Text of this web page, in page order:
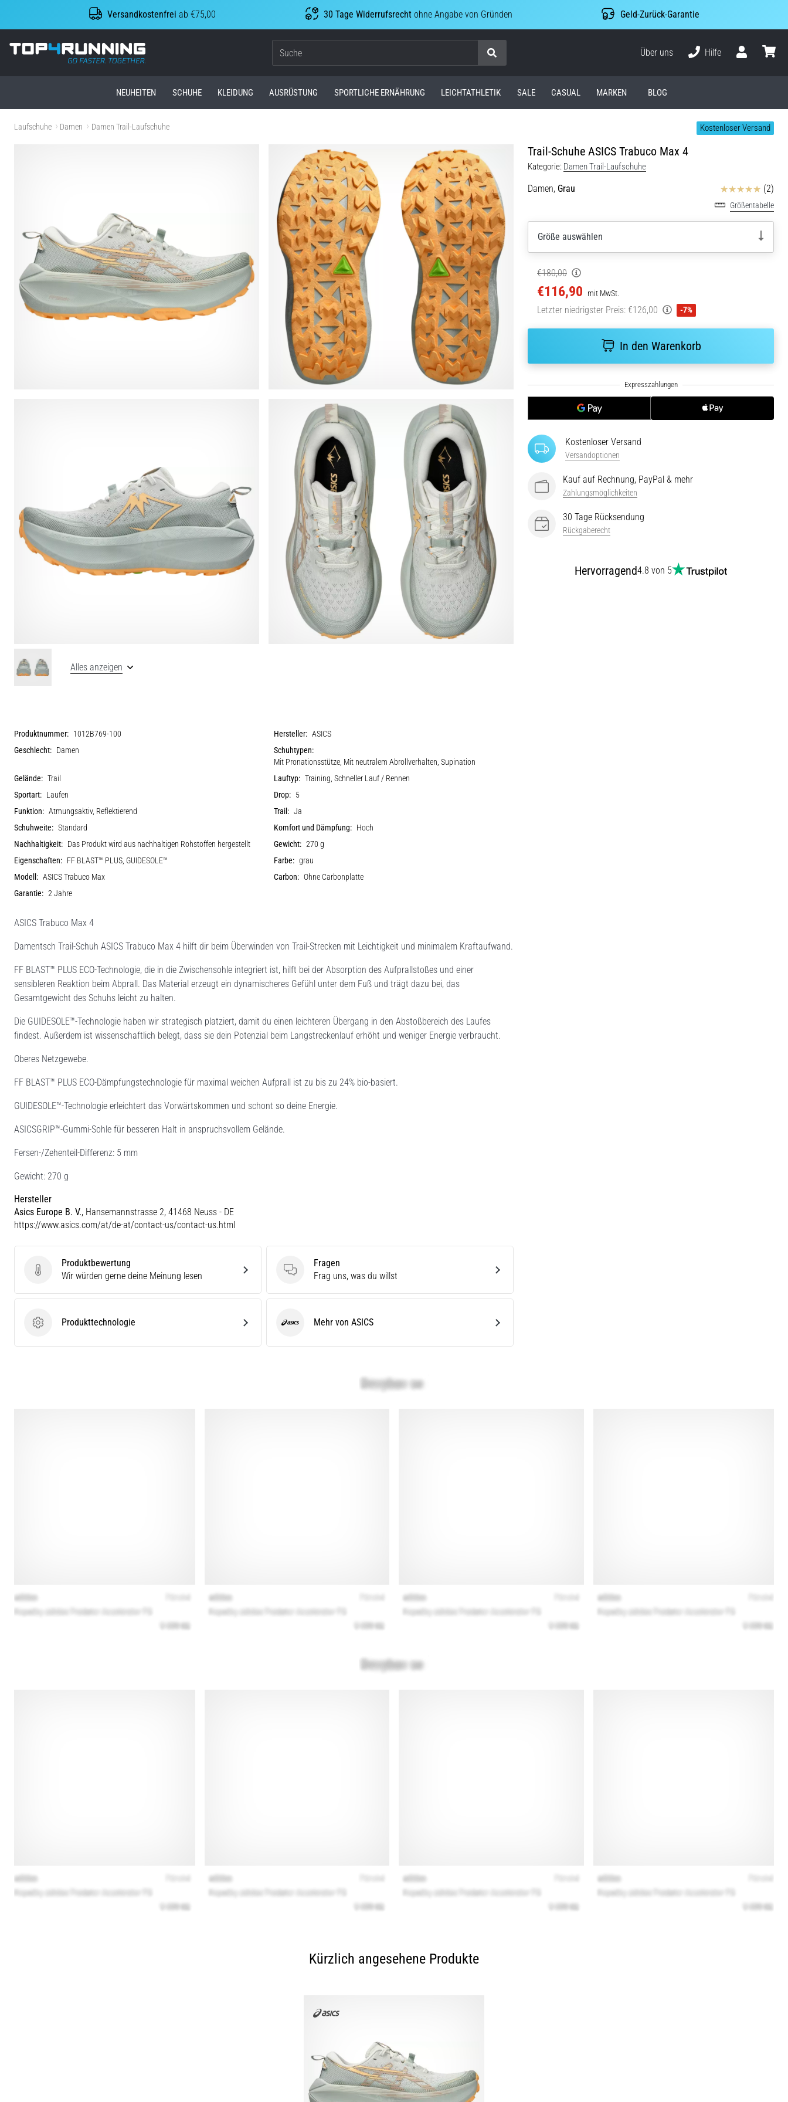
Versandkostenfrei ab €75,00 30 Tage Widerrufsrechtohne Angabe von Gründen Geld-Zurück-Garantie
Top4Running.at
Suche
Über uns
Hilfe
NEUHEITEN SCHUHE KLEIDUNG AUSRÜSTUNG SPORTLICHE ERNÄHRUNG LEICHTATHLETIK SALE CASUAL MARKEN BLOG
Laufschuhe Damen Damen Trail-Laufschuhe Kostenloser Versand
Trail-Schuhe ASICS Trabuco Max 4
Kategorie: Damen Trail-Laufschuhe
Damen, Grau Bewertungen(2)
Größentabelle
Größe auswählen
€180,00
€116,90 mit MwSt.
Letzter niedrigster Preis: €126,00 -7%
In den Warenkorb
Kostenloser Versand
Versandoptionen
Kauf auf Rechnung, PayPal & mehr
Zahlungsmöglichkeiten
30 Tage Rücksendung
Rückgaberecht
Hervorragend4.8 von 5
Alles anzeigen
Produktnummer: 1012B769-100 Hersteller: ASICS
Geschlecht: Damen
Schuhtypen:
Mit Pronationsstütze, Mit neutralem Abrollverhalten, Supination
Gelände: Trail Lauftyp: Training, Schneller Lauf / Rennen
Sportart: Laufen Drop: 5
Funktion: Atmungsaktiv, Reflektierend Trail: Ja
Schuhweite: Standard Komfort und Dämpfung: Hoch
Nachhaltigkeit: Das Produkt wird aus nachhaltigen Rohstoffen hergestellt Gewicht: 270 g
Eigenschaften: FF BLAST™ PLUS, GUIDESOLE™ Farbe: grau
Modell: ASICS Trabuco Max Carbon: Ohne Carbonplatte
Garantie: 2 Jahre
ASICS Trabuco Max 4
Damentsch Trail-Schuh ASICS Trabuco Max 4 hilft dir beim Überwinden von Trail-Strecken mit Leichtigkeit und minimalem Kraftaufwand.
FF BLAST™ PLUS ECO-Technologie, die in die Zwischensohle integriert ist, hilft bei der Absorption des Aufprallstoßes und einer
sensibleren Reaktion beim Abprall. Das Material erzeugt ein dynamischeres Gefühl unter dem Fuß und trägt dazu bei, das
Gesamtgewicht des Schuhs leicht zu halten.
Die GUIDESOLE™-Technologie haben wir strategisch platziert, damit du einen leichteren Übergang in den Abstoßbereich des Laufes
findest. Außerdem ist wissenschaftlich belegt, dass sie dein Potenzial beim Langstreckenlauf erhöht und weniger Energie verbraucht.
Oberes Netzgewebe.
FF BLAST™ PLUS ECO-Dämpfungstechnologie für maximal weichen Aufprall ist zu bis zu 24% bio-basiert.
GUIDESOLE™-Technologie erleichtert das Vorwärtskommen und schont so deine Energie.
ASICSGRIP™-Gummi-Sohle für besseren Halt in anspruchsvollem Gelände.
Fersen-/Zehenteil-Differenz: 5 mm
Gewicht: 270 g
Hersteller
Asics Europe B. V., Hansemannstrasse 2, 41468 Neuss - DE
https://www.asics.com/at/de-at/contact-us/contact-us.html
Produktbewertung
Produktbewertung
Wir würden gerne deine Meinung lesen
Fragen
Fragen
Frag uns, was du willst
Produkttechnologie
Produkttechnologie ASICS Mehr von ASICS
Kürzlich angesehene Produkte